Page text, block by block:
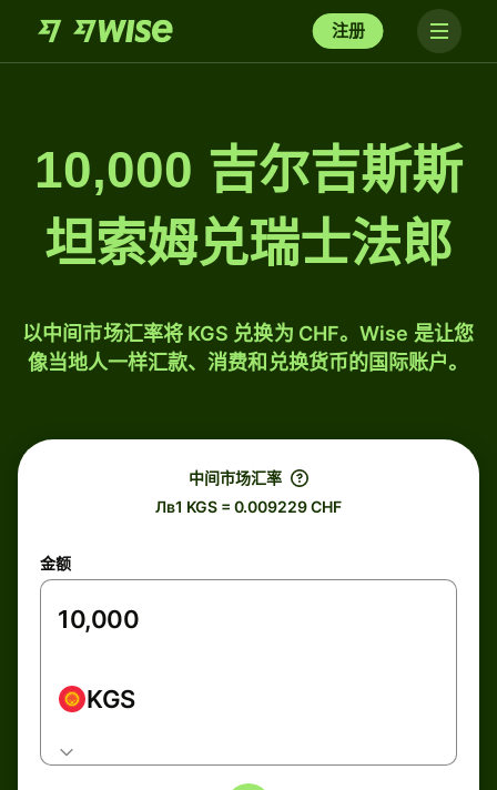
注册
10,000 吉尔吉斯斯
坦索姆兑瑞士法郎
以中间市场汇率将 KGS 兑换为 CHF。Wise 是让您
像当地人一样汇款、消费和兑换货币的国际账户。
中间市场汇率
Лв1 KGS = 0.009229 CHF
金额
KGS